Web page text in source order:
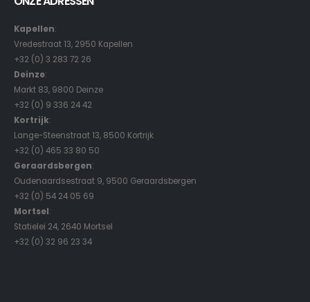
Kapellen:
Vredestraat 13, 2950 Kapellen
+32 (0) 3 283 72 26
Deinze:
Markt 83, 9800 Deinze
+32 (0) 9 336 24 42
Kortrijk:
Lange-Steenstraat 13, 8500 Kortrijk
+32 (0) 465 33 80 50
Geraardsbergen:
Oudenaardsestraat 9, 9500 Geraardsbergen
+32 (0) 54 24 05 69
Mortsel:
Statielei 24, 2640 Mortsel
+32 (0) 32 96 23 34